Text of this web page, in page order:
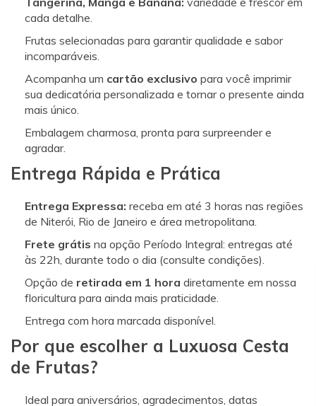
cada detalhe.
Frutas selecionadas para garantir qualidade e sabor
incomparáveis.
Acompanha um cartão exclusivo para você imprimir
sua dedicatória personalizada e tornar o presente ainda
mais único.
Embalagem charmosa, pronta para surpreender e
agradar.
Entrega Rápida e Prática
Entrega Expressa: receba em até 3 horas nas regiões
de Niterói, Rio de Janeiro e área metropolitana.
Frete grátis na opção Período Integral: entregas até
às 22h, durante todo o dia (consulte condições).
Opção de retirada em 1 hora diretamente em nossa
floricultura para ainda mais praticidade.
Entrega com hora marcada disponível.
Por que escolher a Luxuosa Cesta
de Frutas?
Ideal para aniversários, agradecimentos, datas